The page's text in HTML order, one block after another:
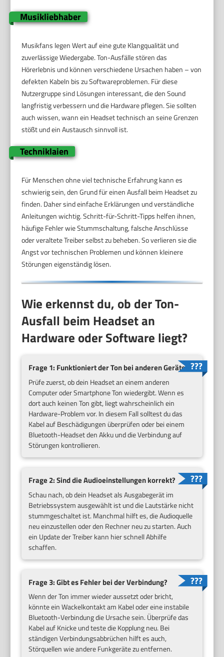
Musikliebhaber
Musikfans legen Wert auf eine gute Klangqualität und
zuverlässige Wiedergabe. Ton-Ausfälle stören das
Hörerlebnis und können verschiedene Ursachen haben – von
defekten Kabeln bis zu Softwareproblemen. Für diese
Nutzergruppe sind Lösungen interessant, die den Sound
langfristig verbessern und die Hardware pflegen. Sie sollten
auch wissen, wann ein Headset technisch an seine Grenzen
stößt und ein Austausch sinnvoll ist.
Techniklaien
Für Menschen ohne viel technische Erfahrung kann es
schwierig sein, den Grund für einen Ausfall beim Headset zu
finden. Daher sind einfache Erklärungen und verständliche
Anleitungen wichtig. Schritt-für-Schritt-Tipps helfen ihnen,
häufige Fehler wie Stummschaltung, falsche Anschlüsse
oder veraltete Treiber selbst zu beheben. So verlieren sie die
Angst vor technischen Problemen und können kleinere
Störungen eigenständig lösen.
Wie erkennst du, ob der Ton-
Ausfall beim Headset an
Hardware oder Software liegt?
Frage 1: Funktioniert der Ton bei anderen Geräten?
Prüfe zuerst, ob dein Headset an einem anderen
Computer oder Smartphone Ton wiedergibt. Wenn es
dort auch keinen Ton gibt, liegt wahrscheinlich ein
Hardware-Problem vor. In diesem Fall solltest du das
Kabel auf Beschädigungen überprüfen oder bei einem
Bluetooth-Headset den Akku und die Verbindung auf
Störungen kontrollieren.
Frage 2: Sind die Audioeinstellungen korrekt?
Schau nach, ob dein Headset als Ausgabegerät im
Betriebssystem ausgewählt ist und die Lautstärke nicht
stummgeschaltet ist. Manchmal hilft es, die Audioquelle
neu einzustellen oder den Rechner neu zu starten. Auch
ein Update der Treiber kann hier schnell Abhilfe
schaffen.
Frage 3: Gibt es Fehler bei der Verbindung?
Wenn der Ton immer wieder aussetzt oder bricht,
könnte ein Wackelkontakt am Kabel oder eine instabile
Bluetooth-Verbindung die Ursache sein. Überprüfe das
Kabel auf Knicke und teste die Kopplung neu. Bei
ständigen Verbindungsabbrüchen hilft es auch,
Störquellen wie andere Funkgeräte zu entfernen.